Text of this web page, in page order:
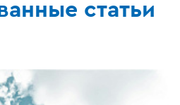
статьи